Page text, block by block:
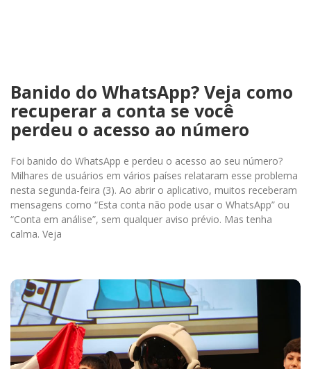
Banido do WhatsApp? Veja como
recuperar a conta se você
perdeu o acesso ao número
Foi banido do WhatsApp e perdeu o acesso ao seu número?
Milhares de usuários em vários países relataram esse problema
nesta segunda-feira (3). Ao abrir o aplicativo, muitos receberam
mensagens como “Esta conta não pode usar o WhatsApp” ou
“Conta em análise”, sem qualquer aviso prévio. Mas tenha
calma. Veja